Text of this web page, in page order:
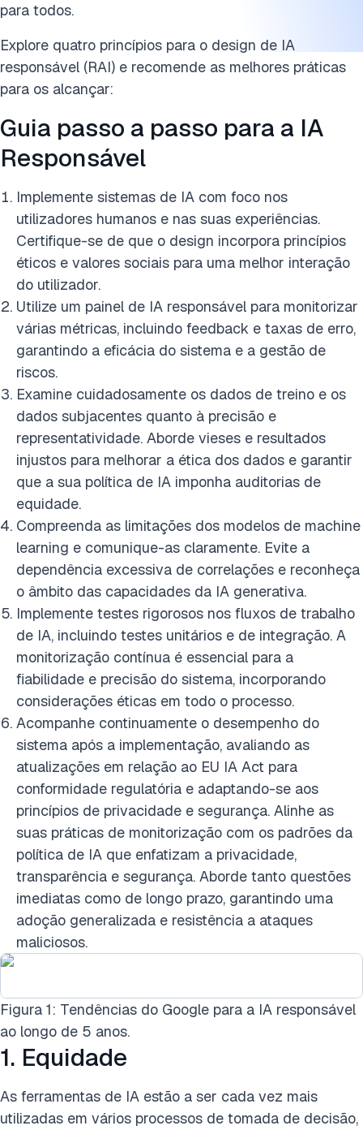
para todos.
Explore quatro princípios para o design de IA
responsável (RAI) e recomende as melhores práticas
para os alcançar:
Guia passo a passo para a IA
Responsável
Implemente sistemas de IA com foco nos
utilizadores humanos e nas suas experiências.
Certifique-se de que o design incorpora princípios
éticos e valores sociais para uma melhor interação
do utilizador.
Utilize um painel de IA responsável para monitorizar
várias métricas, incluindo feedback e taxas de erro,
garantindo a eficácia do sistema e a gestão de
riscos.
Examine cuidadosamente os dados de treino e os
dados subjacentes quanto à precisão e
representatividade. Aborde vieses e resultados
injustos para melhorar a ética dos dados e garantir
que a sua política de IA imponha auditorias de
equidade.
Compreenda as limitações dos modelos de machine
learning e comunique-as claramente. Evite a
dependência excessiva de correlações e reconheça
o âmbito das capacidades da IA generativa.
Implemente testes rigorosos nos fluxos de trabalho
de IA, incluindo testes unitários e de integração. A
monitorização contínua é essencial para a
fiabilidade e precisão do sistema, incorporando
considerações éticas em todo o processo.
Acompanhe continuamente o desempenho do
sistema após a implementação, avaliando as
atualizações em relação ao EU IA Act para
conformidade regulatória e adaptando-se aos
princípios de privacidade e segurança. Alinhe as
suas práticas de monitorização com os padrões da
política de IA que enfatizam a privacidade,
transparência e segurança. Aborde tanto questões
imediatas como de longo prazo, garantindo uma
adoção generalizada e resistência a ataques
maliciosos.
Figura 1: Tendências do Google para a IA responsável
ao longo de 5 anos.
1. Equidade
As ferramentas de IA estão a ser cada vez mais
utilizadas em vários processos de tomada de decisão,